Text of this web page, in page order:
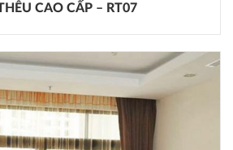
CAO CẤP – RT07